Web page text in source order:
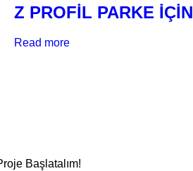
Z PROFİL PARKE İÇİN
Read more
Başlatalım!